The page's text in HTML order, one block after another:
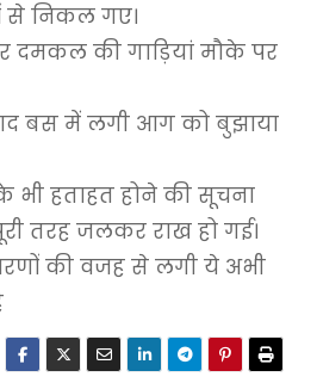
से निकल गए।
दमकल की गाड़ियां मौके पर
बस में लगी आग को बुझाया
भी हताहत होने की सूचना
तरह जलकर राख हो गई।
की वजह से लगी ये अभी